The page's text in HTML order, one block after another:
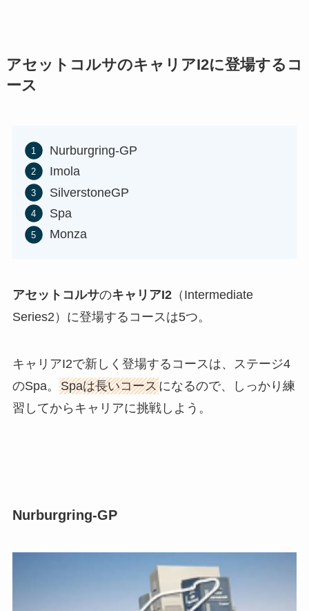
アセットコルサのキャリアI2に登場するコ
ース
Nurburgring-GP
Imola
SilverstoneGP
Spa
Monza
アセットコルサのキャリアI2（Intermediate
Series2）に登場するコースは5つ。
キャリアI2で新しく登場するコースは、ステージ4
のSpa。 Spaは長いコースになるので、しっかり練
習してからキャリアに挑戦しよう。
Nurburgring-GP